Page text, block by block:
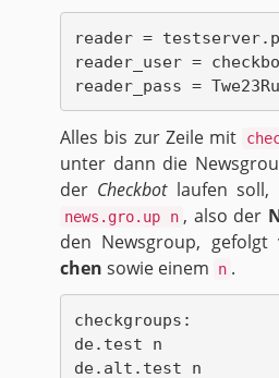
reader =
reader_user =
Alles bis zur Zeile mit
un­ter dann die
der Check­botlau­fen soll,
news.gro.up n , also der
den News­group,
chen sowie einem n .
checkgroups:
de.test n